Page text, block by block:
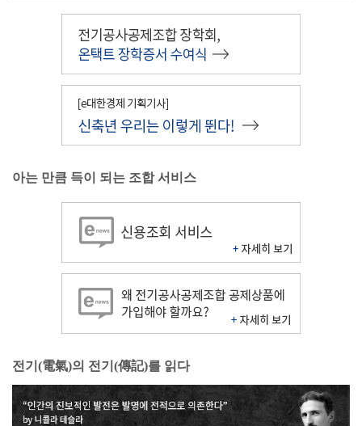
아는 만큼 득이 되는 조합 서비스
전기(電氣)의 전기(傳記)를 읽다